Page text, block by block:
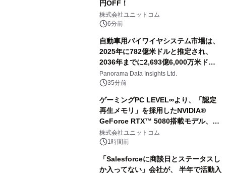
円OFF！
株式会社ユニットコム
6分前
自動車用バイワイヤシステム市場は、
2025年に782億米ドルと推定され、
2036年までに2,693億6,000万米ドル
に達すると予測されており、予測期間
（2026年～2036年）
Panorama Data Insights Ltd.
35分前
ゲーミングPC LEVEL∞より、「認定
再生メモリ」を採用したNVIDIA®
GeForce RTX™ 5080搭載モデル、
NVIDIA® GeForce RTX™ 5070 Ti搭
載モデルを販売開始
株式会社ユニットコム
1時間前
「Salesforceに商談日とステータスし
か入ってない」会社が、 半年で活動入